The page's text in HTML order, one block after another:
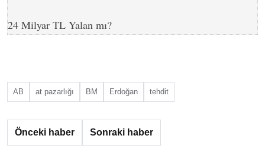
24 Milyar TL Yalan mı?
AB at pazarlığı BM Erdoğan tehdit
Önceki haber Sonraki haber